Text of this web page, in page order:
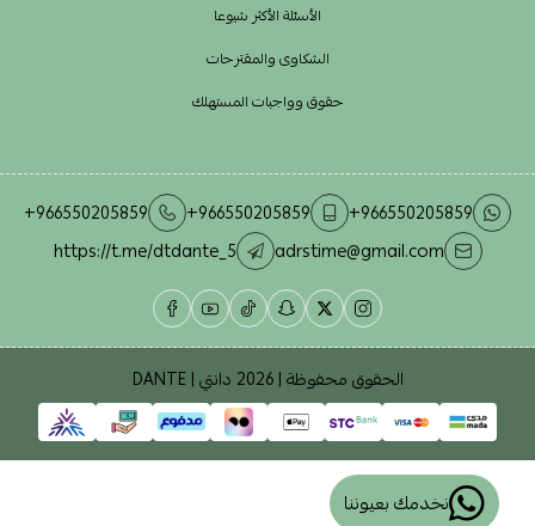
الأسئلة الأكثر شيوعا
الشكاوى والمقترحات
حقوق وواجبات المستهلك
+966550205859
+966550205859
+966550205859
adrstime@gmail.com
https://t.me/dtdante_5
الحقوق محفوظة | 2026 دانتي | DANTE
نخدمك بعيوننا